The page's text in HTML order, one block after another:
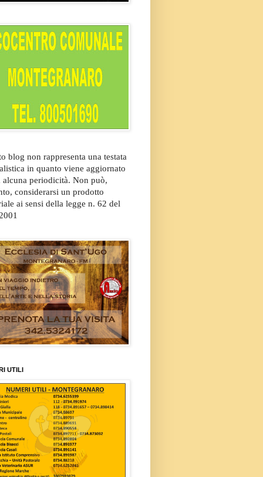
blog non rappresenta una testata
in quanto viene aggiornato
alcuna periodicità. Non può,
considerarsi un prodotto
ai sensi della legge n. 62 del
UTILI